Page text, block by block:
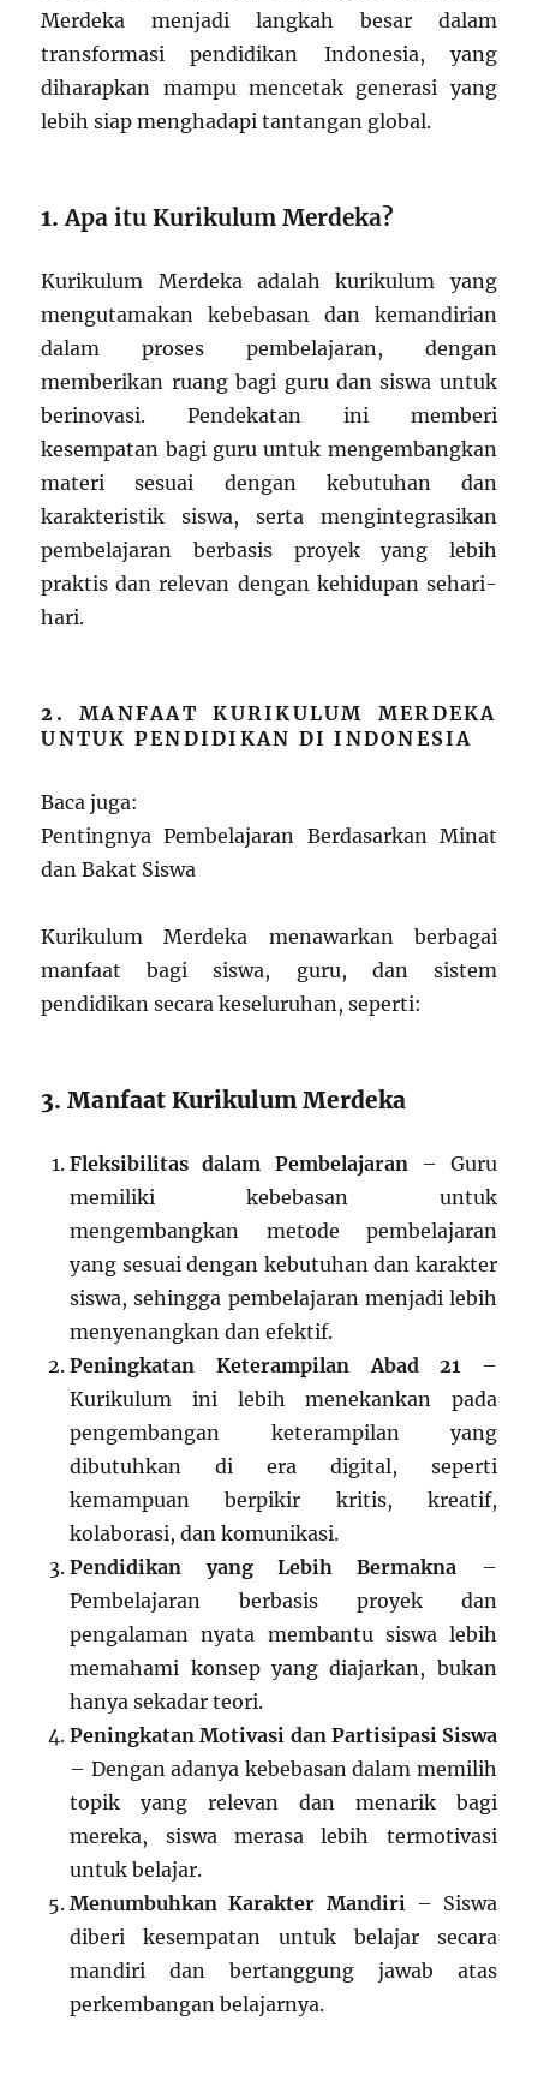
Merdeka menjadi langkah besar dalam
transformasi pendidikan Indonesia, yang
diharapkan mampu mencetak generasi yang
lebih siap menghadapi tantangan global.
1.Apa itu Kurikulum Merdeka?
Kurikulum Merdeka adalah kurikulum yang
mengutamakan kebebasan dan kemandirian
dalam proses pembelajaran, dengan
memberikan ruang bagi guru dan siswa untuk
berinovasi. Pendekatan ini memberi
kesempatan bagi guru untuk mengembangkan
materi sesuai dengan kebutuhan dan
karakteristik siswa, serta mengintegrasikan
pembelajaran berbasis proyek yang lebih
praktis dan relevan dengan kehidupan sehari-
hari.
2.MANFAAT KURIKULUM MERDEKA
UNTUK PENDIDIKAN DI INDONESIA
Baca juga:
Pentingnya Pembelajaran Berdasarkan Minat
dan Bakat Siswa
Kurikulum Merdeka menawarkan berbagai
manfaat bagi siswa, guru, dan sistem
pendidikan secara keseluruhan, seperti:
3. Manfaat Kurikulum Merdeka
Fleksibilitas dalam Pembelajaran– Guru
memiliki kebebasan untuk
mengembangkan metode pembelajaran
yang sesuai dengan kebutuhan dan karakter
siswa, sehingga pembelajaran menjadi lebih
menyenangkan dan efektif.
Peningkatan Keterampilan Abad 21 –
Kurikulum ini lebih menekankan pada
pengembangan keterampilan yang
dibutuhkan di era digital, seperti
kemampuan berpikir kritis, kreatif,
kolaborasi, dan komunikasi.
Pendidikan yang Lebih Bermakna –
Pembelajaran berbasis proyek dan
pengalaman nyata membantu siswa lebih
memahami konsep yang diajarkan, bukan
hanya sekadar teori.
Peningkatan Motivasi dan Partisipasi Siswa
– Dengan adanya kebebasan dalam memilih
topik yang relevan dan menarik bagi
mereka, siswa merasa lebih termotivasi
untuk belajar.
Menumbuhkan Karakter Mandiri– Siswa
diberi kesempatan untuk belajar secara
mandiri dan bertanggung jawab atas
perkembangan belajarnya.